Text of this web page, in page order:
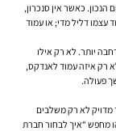
כאשר אין סנכרון,
דליל מדי; או עמוד
יותר. לא רק אילו
רק איזה עמוד לאנדקס,
פעולה.
מדויק לא רק משלבים
מחפש “איך לבחור חברת